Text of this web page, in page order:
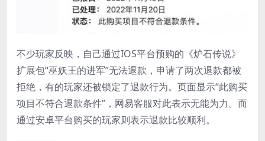
不少玩家反映，自己通过IOS平台预购的《炉石传说》
扩展包“巫妖王的进军”无法退款，申请了两次退款都被
拒绝，有的玩家还被锁定了退款行为。页面显示“此购买
项目不符合退款条件”，网易客服对此表示无能为力。而
通过安卓平台购买的玩家则表示退款比较顺利。